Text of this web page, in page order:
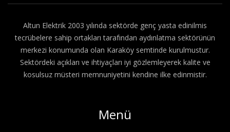
Altun Elektrik 2003 yılında sektörde genç yasta edinilmis
tecrübelere sahip ortakları tarafından aydınlatma sektörünün
merkezi konumunda olan Karaköy semtinde kurulmustur.
Sektördeki açıkları ve ihtiyaçları iyi gözlemleyerek kalite ve
kosulsuz müsteri memnuniyetini kendine ilke edinmistir.
Menü